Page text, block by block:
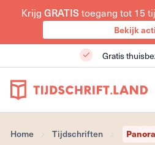
Krijg GRATIStoegang tot 15
Bekijk
Gratis
Home Tijdschriften